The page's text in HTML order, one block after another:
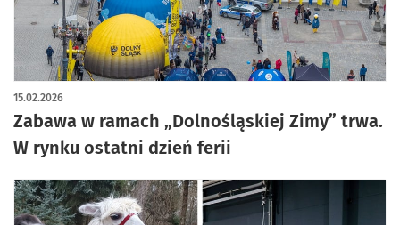
Zabawa w ramach „Dolnośląskiej Zimy” trwa.
W rynku ostatni dzień ferii
15.02.2026
artykuł z galerią zdjęć